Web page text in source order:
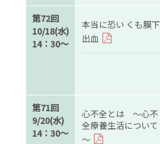
第72回
10/18(水)
14：30～
本当に恐い くも膜下
出血
第71回
9/20(水)
14：30～
心不全とは ～心不
全療養生活について
～